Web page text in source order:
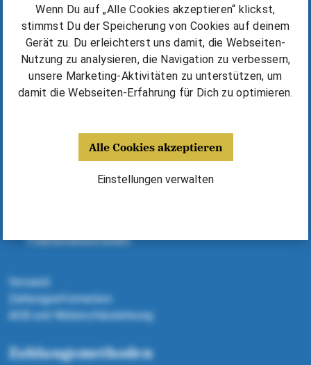
Wenn Du auf „Alle Cookies akzeptieren“ klickst,
stimmst Du der Speicherung von Cookies auf deinem
Gerät zu. Du erleichterst uns damit, die Webseiten-
Nutzung zu analysieren, die Navigation zu verbessern,
unsere Marketing-Aktivitäten zu unterstützen, um
damit die Webseiten-Erfahrung für Dich zu optimieren.
Alle Cookies akzeptieren
Einstellungen verwalten
Kostenlos starten
Die Michlbauer Methode
Kurse & Unterricht finden
Erfolgsgeschichten & Tipps
⁠Harmonika kaufen / mieten
Deine Vorteile
Harmonikas, Kurse, Noten - alles aus einer Hand
Traditionsherstellern
Versand
Zahlungsinformation
AGB und Widerrufsbelehrung
Zahlungsmethoden